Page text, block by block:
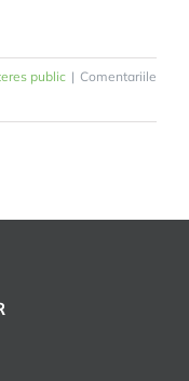
public | Comentariile